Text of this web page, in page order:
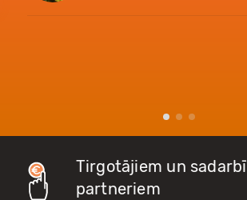
Tirgotājiem un
partneriem